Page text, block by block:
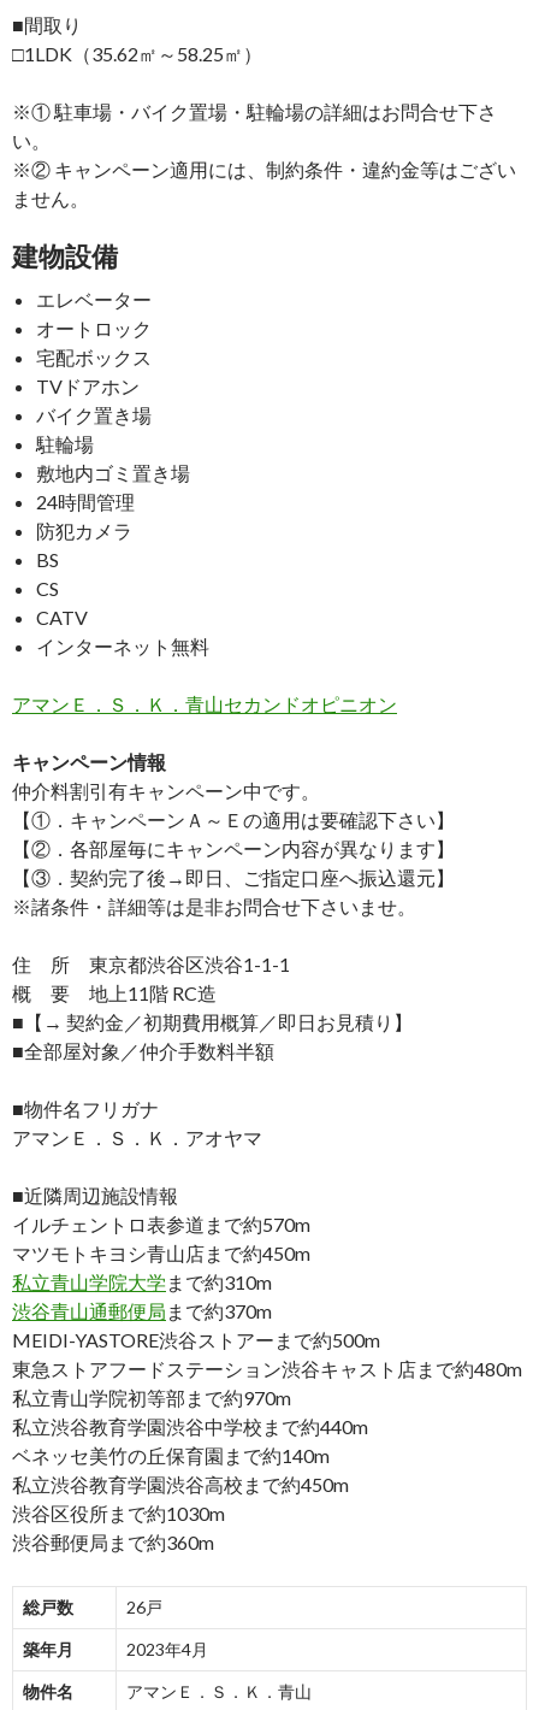
■間取り
□1LDK（35.62㎡～58.25㎡）
※① 駐車場・バイク置場・駐輪場の詳細はお問合せ下さ
い。
※② キャンペーン適用には、制約条件・違約金等はござい
ません。
建物設備
エレベーター
オートロック
宅配ボックス
TVドアホン
バイク置き場
駐輪場
敷地内ゴミ置き場
24時間管理
防犯カメラ
BS
CS
CATV
インターネット無料
アマンＥ．Ｓ．Ｋ．青山セカンドオピニオン
キャンペーン情報
仲介料割引有キャンペーン中です。
【①．キャンペーンＡ～Ｅの適用は要確認下さい】
【②．各部屋毎にキャンペーン内容が異なります】
【③．契約完了後→即日、ご指定口座へ振込還元】
※諸条件・詳細等は是非お問合せ下さいませ。
住 所 東京都渋谷区渋谷1-1-1
概 要 地上11階 RC造
■【→ 契約金／初期費用概算／即日お見積り】
■全部屋対象／仲介手数料半額
■物件名フリガナ
アマンＥ．Ｓ．Ｋ．アオヤマ
■近隣周辺施設情報
イルチェントロ表参道まで約570m
マツモトキヨシ青山店まで約450m
私立青山学院大学 まで約310m
渋谷青山通郵便局 まで約370m
MEIDI-YASTORE渋谷ストアーまで約500m
東急ストアフードステーション渋谷キャスト店まで約480m
私立青山学院初等部まで約970m
私立渋谷教育学園渋谷中学校まで約440m
ベネッセ美竹の丘保育園まで約140m
私立渋谷教育学園渋谷高校まで約450m
渋谷区役所まで約1030m
渋谷郵便局まで約360m
総戸数 26戸
築年月 2023年4月
物件名 アマンＥ．Ｓ．Ｋ．青山